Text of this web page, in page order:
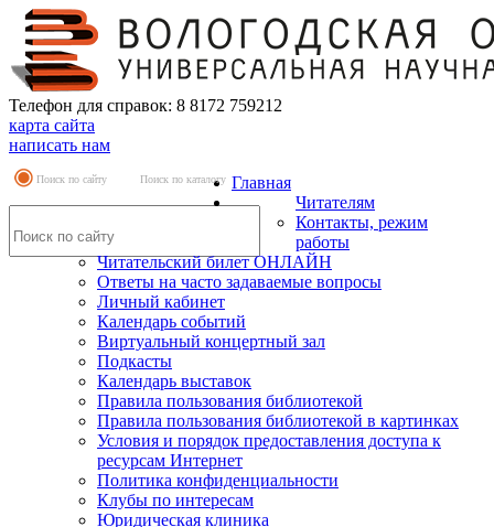
Телефон для справок: 8 8172 759212
карта сайта
написать нам
Поиск по сайту Поиск по каталогу Главная
Читателям
Контакты, режим
работы
Читательский билет ОНЛАЙН
Ответы на часто задаваемые вопросы
Личный кабинет
Календарь событий
Виртуальный концертный зал
Подкасты
Календарь выставок
Правила пользования библиотекой
Правила пользования библиотекой в картинках
Условия и порядок предоставления доступа к
ресурсам Интернет
Политика конфиденциальности
Клубы по интересам
Юридическая клиника